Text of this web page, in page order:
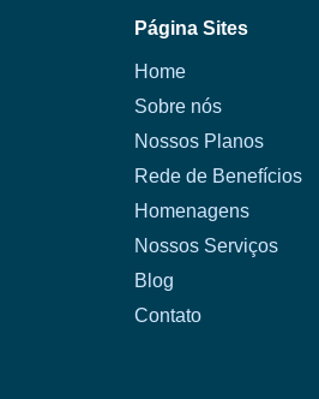
Página Sites
Home
Sobre nós
Nossos Planos
Rede de Benefícios
Homenagens
Nossos Serviços
Blog
Contato